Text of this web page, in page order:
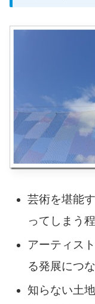
芸術を堪能
ってしまう
アーティス
る発展につ
知らない土